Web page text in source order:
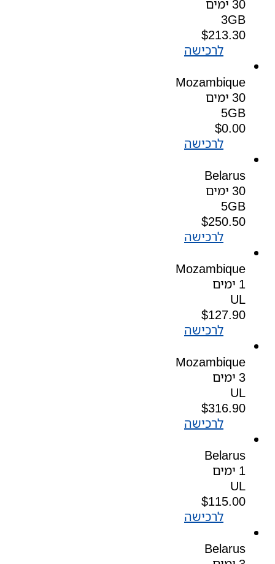
30 ימים
3GB
$213.30
לרכישה
Mozambique
30 ימים
5GB
$0.00
לרכישה
Belarus
30 ימים
5GB
$250.50
לרכישה
Mozambique
1 ימים
UL
$127.90
לרכישה
Mozambique
3 ימים
UL
$316.90
לרכישה
Belarus
1 ימים
UL
$115.00
לרכישה
Belarus